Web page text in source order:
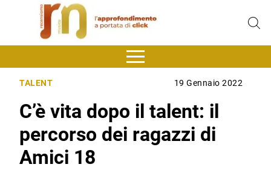
TALENT 19 Gennaio 2022
C’è vita dopo il talent: il
percorso dei ragazzi di
Amici 18